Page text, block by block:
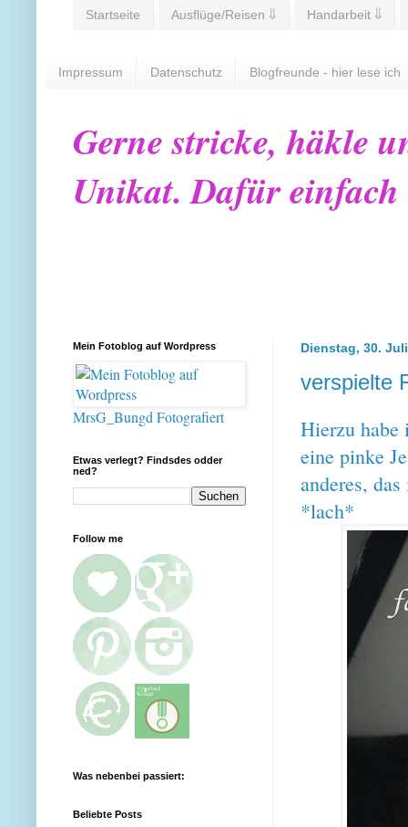
Startseite Ausflüge/Reisen ⇓ Handarbeit ⇓
Impressum Datenschutz Blogfreunde - hier lese ich
Gerne stricke, häkle
Unikat. Dafür
Dienstag, 30.
verspielte
Hierzu habe
eine pinke
anderes,
*lach*
Mein Fotoblog auf Wordpress
MrsG_Bungd Fotografiert
Etwas verlegt? Findsdes odder
ned?
Follow me
Was nebenbei passiert:
Beliebte Posts